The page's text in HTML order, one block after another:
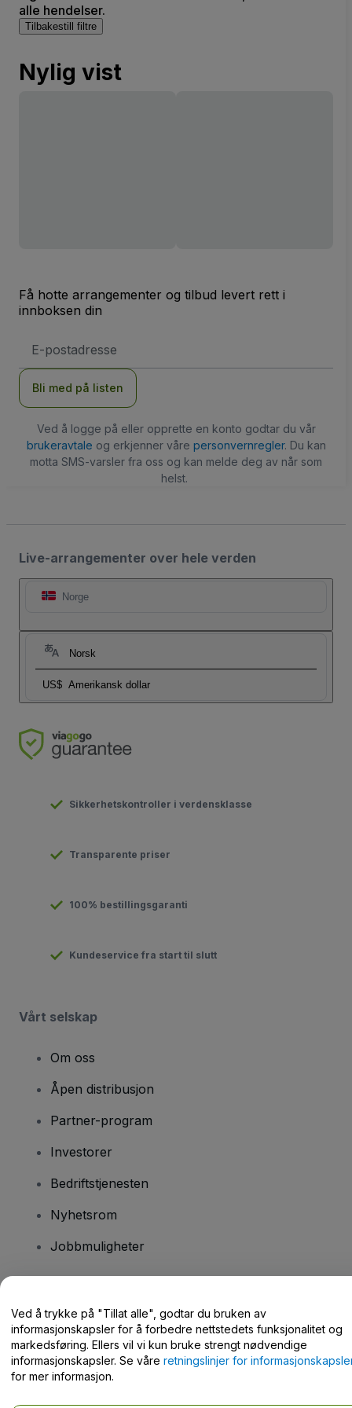
alle hendelser.
Tilbakestill filtre
Nylig vist
Få hotte arrangementer og tilbud levert rett i
innboksen din
postadresse
Bli med på listen
Ved å logge på eller opprette en konto godtar du vår
brukeravtale og erkjenner våre personvernregler. Du kan
motta SMS-varsler fra oss og kan melde deg av når som
helst.
Live-arrangementer over hele verden
Norge
Norsk
US$ Amerikansk dollar
Sikkerhetskontroller i verdensklasse
Transparente priser
100% bestillingsgaranti
Kundeservice fra start til slutt
Vårt selskap
Om oss
Åpen distribusjon
Partner-program
Investorer
Bedriftstjenesten
Nyhetsrom
Jobbmuligheter
Hjelpesenter / kontakt oss
Ved å trykke på "Tillat alle", godtar du bruken av
informasjonskapsler for å forbedre nettstedets funksjonalitet og
markedsføring. Ellers vil vi kun bruke strengt nødvendige
informasjonskapsler. Se våre retningslinjer for
for mer informasjon.